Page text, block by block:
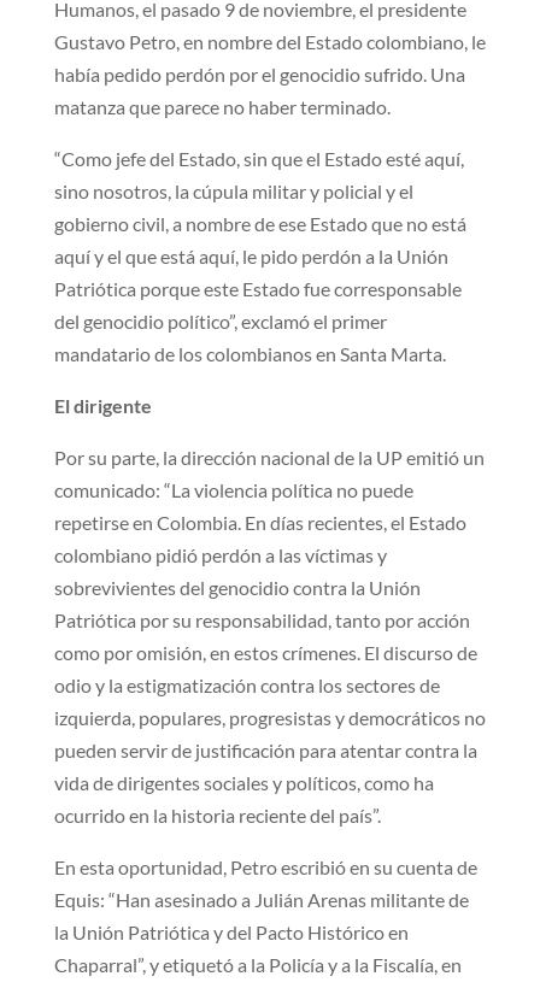
Humanos, el pasado 9 de noviembre, el presidente
Gustavo Petro, en nombre del Estado colombiano, le
había pedido perdón por el genocidio sufrido. Una
matanza que parece no haber terminado.
“Como jefe del Estado, sin que el Estado esté aquí,
sino nosotros, la cúpula militar y policial y el
gobierno civil, a nombre de ese Estado que no está
aquí y el que está aquí, le pido perdón a la Unión
Patriótica porque este Estado fue corresponsable
del genocidio político”, exclamó el primer
mandatario de los colombianos en Santa Marta.
El dirigente
Por su parte, la dirección nacional de la UP emitió un
comunicado: “La violencia política no puede
repetirse en Colombia. En días recientes, el Estado
colombiano pidió perdón a las víctimas y
sobrevivientes del genocidio contra la Unión
Patriótica por su responsabilidad, tanto por acción
como por omisión, en estos crímenes. El discurso de
odio y la estigmatización contra los sectores de
izquierda, populares, progresistas y democráticos no
pueden servir de justificación para atentar contra la
vida de dirigentes sociales y políticos, como ha
ocurrido en la historia reciente del país”.
En esta oportunidad, Petro escribió en su cuenta de
Equis: “Han asesinado a Julián Arenas militante de
la Unión Patriótica y del Pacto Histórico en
Chaparral”, y etiquetó a la Policía y a la Fiscalía, en